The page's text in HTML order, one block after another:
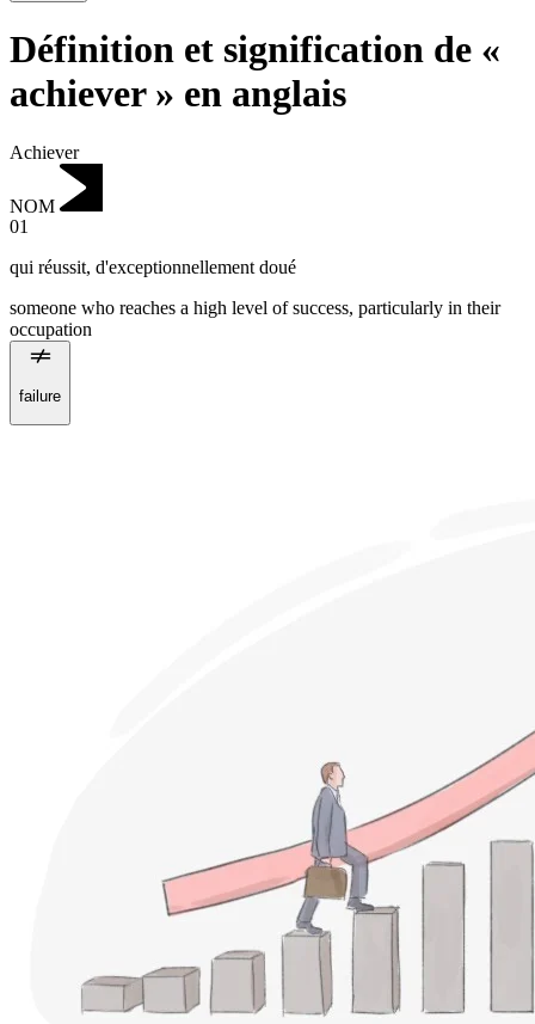
Définition et signification de «
achiever » en anglais
Achiever
NOM
01
qui réussit, d'exceptionnellement doué
someone who reaches a high level of success, particularly in their
occupation
failure